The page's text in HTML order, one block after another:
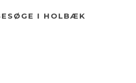
I HOLBÆK